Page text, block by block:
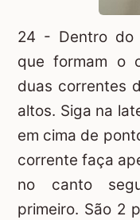
24 - Dentro do
que formam o
duas correntes
altos. Siga na
em cima de
corrente faça
no canto
primeiro. São 2